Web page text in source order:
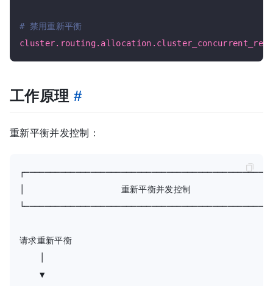
# 禁用重新平衡
工作原理 #
重新平衡并发控制：
│                   重新平衡并发控制
请求重新平衡
    ▼